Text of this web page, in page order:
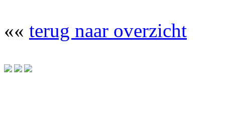
«« terug naar overzicht